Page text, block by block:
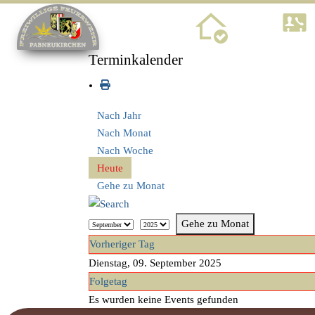
Terminkalender
Nach Jahr
Nach Monat
Nach Woche
Heute
Gehe zu Monat
Gehe zu Monat
Vorheriger Tag
Dienstag, 09. September 2025
Folgetag
Es wurden keine Events gefunden